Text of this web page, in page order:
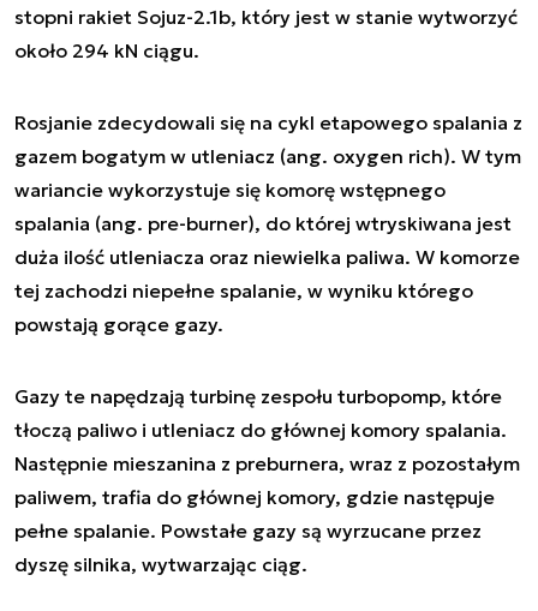
stopni rakiet Sojuz-2.1b, który jest w stanie wytworzyć
około 294 kN ciągu.
Rosjanie zdecydowali się na cykl etapowego spalania z
gazem bogatym w utleniacz (ang. oxygen rich). W tym
wariancie wykorzystuje się komorę wstępnego
spalania (ang. pre-burner), do której wtryskiwana jest
duża ilość utleniacza oraz niewielka paliwa. W komorze
tej zachodzi niepełne spalanie, w wyniku którego
powstają gorące gazy.
Gazy te napędzają turbinę zespołu turbopomp, które
tłoczą paliwo i utleniacz do głównej komory spalania.
Następnie mieszanina z preburnera, wraz z pozostałym
paliwem, trafia do głównej komory, gdzie następuje
pełne spalanie. Powstałe gazy są wyrzucane przez
dyszę silnika, wytwarzając ciąg.